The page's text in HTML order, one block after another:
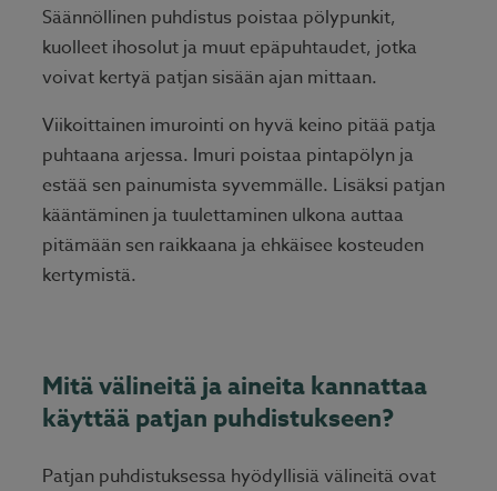
Säännöllinen puhdistus poistaa pölypunkit,
kuolleet ihosolut ja muut epäpuhtaudet, jotka
voivat kertyä patjan sisään ajan mittaan.
Viikoittainen imurointi on hyvä keino pitää patja
puhtaana arjessa. Imuri poistaa pintapölyn ja
estää sen painumista syvemmälle. Lisäksi patjan
kääntäminen ja tuulettaminen ulkona auttaa
pitämään sen raikkaana ja ehkäisee kosteuden
kertymistä.
Mitä välineitä ja aineita kannattaa
käyttää patjan puhdistukseen?
Patjan puhdistuksessa hyödyllisiä välineitä ovat